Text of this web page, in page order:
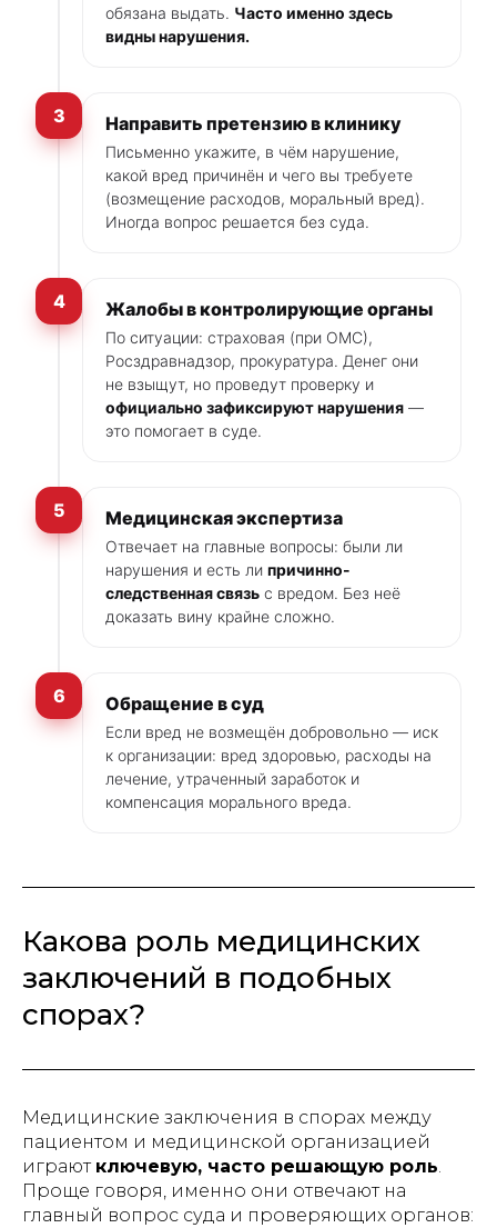
обязана выдать. Часто именно здесь
видны нарушения.
3 Направить претензию в клинику
Письменно укажите, в чём нарушение,
какой вред причинён и чего вы требуете
(возмещение расходов, моральный вред).
Иногда вопрос решается без суда.
4 Жалобы в контролирующие органы
По ситуации: страховая (при ОМС),
Росздравнадзор, прокуратура. Денег они
не взыщут, но проведут проверку и
официально зафиксируют нарушения —
это помогает в суде.
5 Медицинская экспертиза
Отвечает на главные вопросы: были ли
нарушения и есть ли причинно-
следственная связь с вредом. Без неё
доказать вину крайне сложно.
6 Обращение в суд
Если вред не возмещён добровольно — иск
к организации: вред здоровью, расходы на
лечение, утраченный заработок и
компенсация морального вреда.
Какова роль медицинских
заключений в подобных
спорах?
Медицинские заключения в спорах между
пациентом и медицинской организацией
играют ключевую, часто решающую роль.
Проще говоря, именно они отвечают на
главный вопрос суда и проверяющих органов: